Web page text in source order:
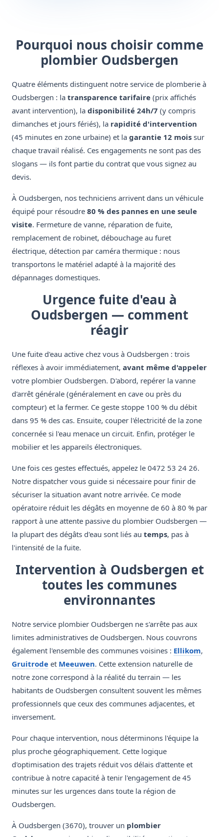
Pourquoi nous choisir comme
plombier Oudsbergen
Quatre éléments distinguent notre service de plomberie à
Oudsbergen : la transparence tarifaire (prix affichés
avant intervention), la disponibilité 24h/7 (y compris
dimanches et jours fériés), la rapidité d'intervention
(45 minutes en zone urbaine) et la garantie 12 mois sur
chaque travail réalisé. Ces engagements ne sont pas des
slogans — ils font partie du contrat que vous signez au
devis.
À Oudsbergen, nos techniciens arrivent dans un véhicule
équipé pour résoudre 80 % des pannes en une seule
visite. Fermeture de vanne, réparation de fuite,
remplacement de robinet, débouchage au furet
électrique, détection par caméra thermique : nous
transportons le matériel adapté à la majorité des
dépannages domestiques.
Urgence fuite d'eau à
Oudsbergen — comment
réagir
Une fuite d'eau active chez vous à Oudsbergen : trois
réflexes à avoir immédiatement, avant même d'appeler
votre plombier Oudsbergen. D'abord, repérer la vanne
d'arrêt générale (généralement en cave ou près du
compteur) et la fermer. Ce geste stoppe 100 % du débit
dans 95 % des cas. Ensuite, couper l'électricité de la zone
concernée si l'eau menace un circuit. Enfin, protéger le
mobilier et les appareils électroniques.
Une fois ces gestes effectués, appelez le 0472 53 24 26.
Notre dispatcher vous guide si nécessaire pour finir de
sécuriser la situation avant notre arrivée. Ce mode
opératoire réduit les dégâts en moyenne de 60 à 80 % par
rapport à une attente passive du plombier Oudsbergen —
la plupart des dégâts d'eau sont liés au temps, pas à
l'intensité de la fuite.
Intervention à Oudsbergen et
toutes les communes
environnantes
Notre service plombier Oudsbergen ne s'arrête pas aux
limites administratives de Oudsbergen. Nous couvrons
également l'ensemble des communes voisines : Ellikom,
Gruitrode et Meeuwen. Cette extension naturelle de
notre zone correspond à la réalité du terrain — les
habitants de Oudsbergen consultent souvent les mêmes
professionnels que ceux des communes adjacentes, et
inversement.
Pour chaque intervention, nous déterminons l'équipe la
plus proche géographiquement. Cette logique
d'optimisation des trajets réduit vos délais d'attente et
contribue à notre capacité à tenir l'engagement de 45
minutes sur les urgences dans toute la région de
Oudsbergen.
À Oudsbergen (3670), trouver un plombier